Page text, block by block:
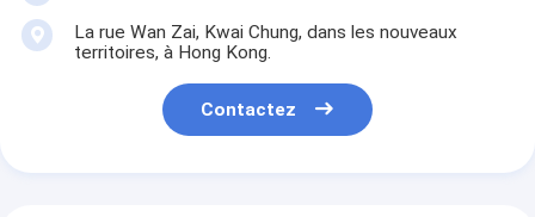
La rue Wan Zai, Kwai Chung, dans les nouveaux
territoires, à Hong Kong.
Contactez